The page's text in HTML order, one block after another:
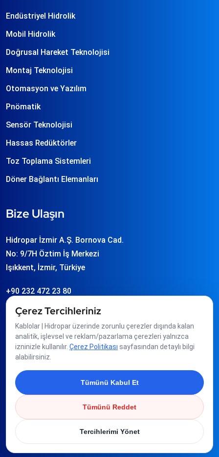
Endüstriyel Hidrolik
Mobil Hidrolik
Doğrusal Hareket Teknolojisi
Montaj Teknolojisi
Otomasyon ve Yazılım
Pnömatik
Sensör Teknolojisi
Hassas Redüktörler
Toz Toplama Sistemleri
Döner Bağlantı Elemanları
Bize Ulaşın
Hidropar İzmir A.Ş. Bornova Cad.
No: 9/7H Öztim İş Merkezi
Işıkkent, İzmir, Türkiye
+90 232 472 23 80
info
Üyeliklerimiz
Çerez Tercihleriniz
Kablolar | Hidropar üzerinde zorunlu çerezler dışında kalan
analitik, işlevsel ve reklam/pazarlama çerezleri yalnızca
izninizle kullanılır. Çerez Politikası sayfasından detaylı bilgi
alabilirsiniz.
Tümünü Kabul Et
Tümünü Reddet
Tercihlerimi Yönet